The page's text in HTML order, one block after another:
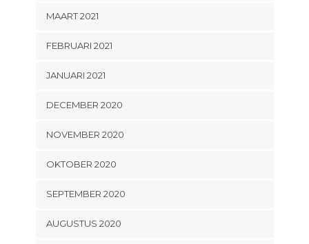
MAART 2021
FEBRUARI 2021
JANUARI 2021
DECEMBER 2020
NOVEMBER 2020
OKTOBER 2020
SEPTEMBER 2020
AUGUSTUS 2020